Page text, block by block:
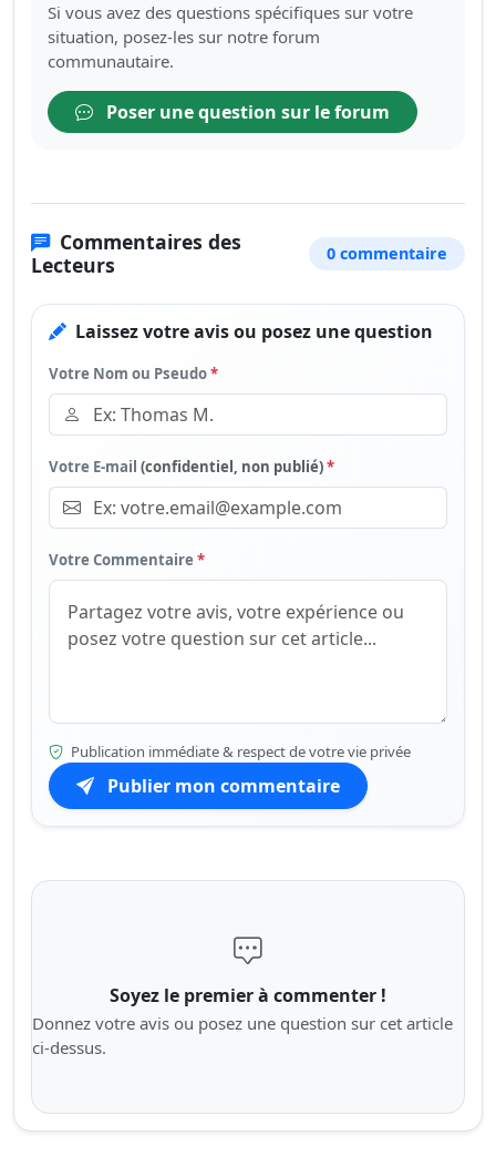
Si vous avez des questions spécifiques sur votre
situation, posez-les sur notre forum
communautaire.
Poser une question sur le forum
Commentaires des
Lecteurs
0 commentaire
Laissez votre avis ou posez une question
Votre Nom ou Pseudo*
Votre E-mail (confidentiel, non publié)*
Votre Commentaire *
Publication immédiate & respect de votre vie privée
Publier mon commentaire
Soyez le premier à commenter !
Donnez votre avis ou posez une question sur cet article
ci-dessus.